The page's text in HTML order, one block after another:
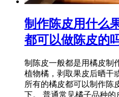
制作陈皮用什么
都可以做陈皮的
制陈皮一般都是用橘皮制
植物橘，剥取果皮后晒干
所有的橘皮都可以制作陈
下。 普通常见橘子品种的